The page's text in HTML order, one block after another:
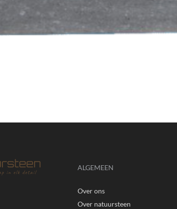
ALGEMEEN
Over ons
Over natuursteen